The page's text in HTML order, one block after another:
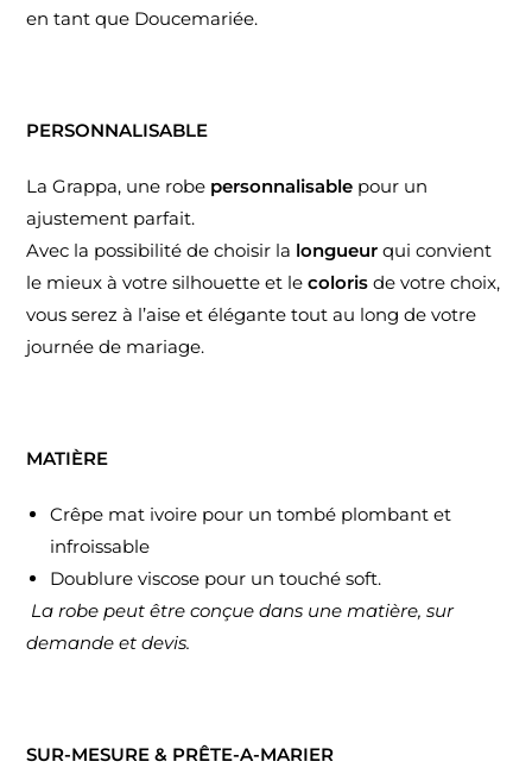
en tant que Doucemariée.
PERSONNALISABLE
La Grappa, une robe personnalisable pour un
ajustement parfait.
Avec la possibilité de choisir la longueur qui convient
le mieux à votre silhouette et lecoloris de votre choix,
vous serez à l’aise et élégante tout au long de votre
journée de mariage.
MATIÈRE
Crêpe mat ivoire pour un tombé plombant et
infroissable
Doublure viscose pour un touché soft.
La robe peut être conçue dans une matière, sur
demande et devis.
SUR-MESURE & PRÊTE-A-MARIER